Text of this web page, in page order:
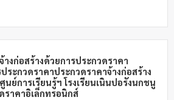
างก่อสร้างด้วยการประกวดราคา
ระกวดราคาประกวดราคาจ้างก่อสร้าง
ย์การเรียนรู้ฯ โรงเรียนเนินปอรังนกชนู
ราคาอิเล็กทรอนิกส์